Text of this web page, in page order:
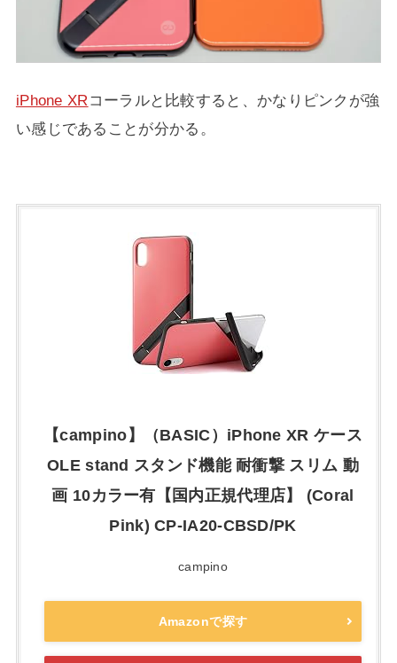
iPhone XR コーラルと比較すると、かなりピンクが強
い感じであることが分かる。
【campino】（BASIC）iPhone XR ケース
OLE stand スタンド機能 耐衝撃 スリム 動
画 10カラー有【国内正規代理店】 (Coral
Pink) CP-IA20-CBSD/PK
campino
Amazonで探す